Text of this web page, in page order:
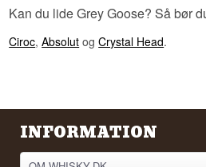
Lyt til vores
Kan du lide Grey Goose? Så bør
Ciroc,Absolut ogCrystal Head.
INFORMATION